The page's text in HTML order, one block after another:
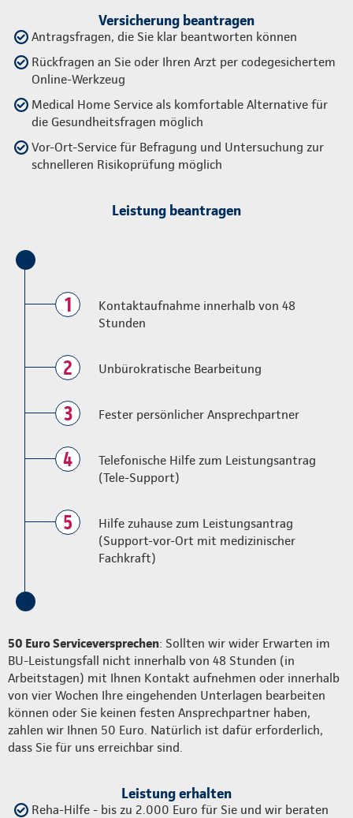
Versicherung beantragen
Antragsfragen, die Sie klar beantworten können
Rückfragen an Sie oder Ihren Arzt per codegesichertem
Online-Werkzeug
Medical Home Service als komfortable Alternative für
die Gesundheitsfragen möglich
Vor-Ort-Service für Befragung und Untersuchung zur
schnelleren Risikoprüfung möglich
Leistung beantragen
1
Kontaktaufnahme innerhalb von 48
Stunden
2 Unbürokratische Bearbeitung
3 Fester persönlicher Ansprechpartner
4
Telefonische Hilfe zum Leistungsantrag
(Tele-Support)
5
Hilfe zuhause zum Leistungsantrag
(Support-vor-Ort mit medizinischer
Fachkraft)
50 Euro Serviceversprechen: Sollten wir wider Erwarten im
BU-Leistungsfall nicht innerhalb von 48 Stunden (in
Arbeitstagen) mit Ihnen Kontakt aufnehmen oder innerhalb
von vier Wochen Ihre eingehenden Unterlagen bearbeiten
können oder Sie keinen festen Ansprechpartner haben,
zahlen wir Ihnen 50 Euro. Natürlich ist dafür erforderlich,
dass Sie für uns erreichbar sind.
Leistung erhalten
Reha-Hilfe - bis zu 2.000 Euro für Sie und wir beraten